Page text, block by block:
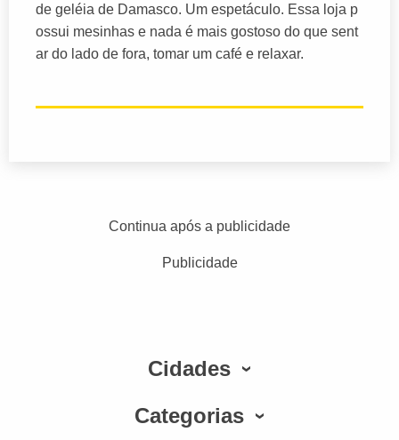
de geléia de Damasco. Um espetáculo. Essa loja p
ossui mesinhas e nada é mais gostoso do que sent
ar do lado de fora, tomar um café e relaxar.
Continua após a publicidade
Publicidade
Cidades
Categorias